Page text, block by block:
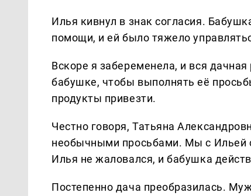
Илья кивнул в знак согласия.
помощи, и ей было тяжело
Вскоре я забеременела, и вся
бабушке, чтобы выполнять её
продукты привезти.
Честно говоря, Татьяна
необычными просьбами. Мы с Ильей
Илья не жаловался, и бабушка
Постепенно дача преобразилась.